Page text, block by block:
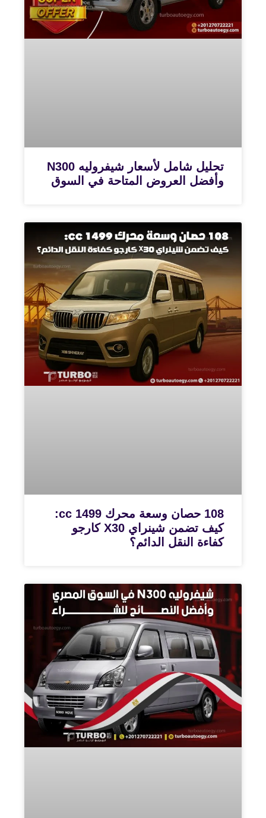
تحليل شامل لأسعار شيفروليه N300
وأفضل العروض المتاحة في السوق
108 حصان وسعة محرك 1499 cc:
كيف تضمن شينراي X30 كارجو
كفاءة النقل الدائم؟